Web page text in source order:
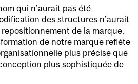
qui n’aurait pas été
des structures n’aurait
repositionnement de la marque,
de notre marque reflète
plus précise que
plus sophistiquée de